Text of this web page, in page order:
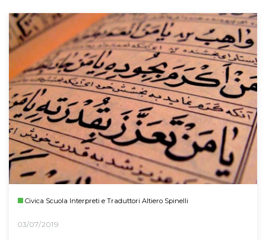
Civica Scuola Interpreti e Traduttori Altiero Spinelli
03/07/2019